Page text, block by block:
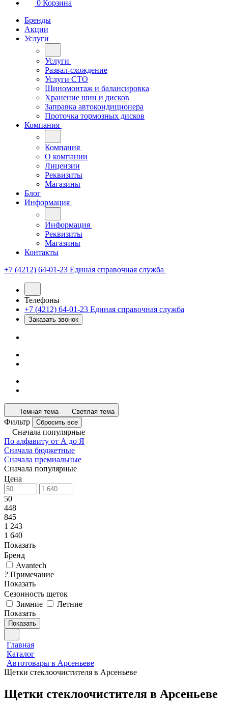
0 Корзина
Бренды
Акции
Услуги
Услуги
Развал-схождение
Услуги СТО
Шиномонтаж и балансировка
Хранение шин и дисков
Заправка автокондиционера
Проточка тормозных дисков
Компания
Компания
О компании
Лицензии
Реквизиты
Магазины
Блог
Информация
Информация
Реквизиты
Магазины
Контакты
+7 (4212) 64-01-23 Единая справочная служба
Телефоны
+7 (4212) 64-01-23 Единая справочная служба
Заказать звонок
Темная тема Светлая тема
Фильтр Сбросить все
Сначала популярные
По алфавиту от А до Я
Сначала бюджетные
Сначала премиальные
Сначала популярные
Цена
50
448
845
1 243
1 640
Показать
Бренд
Avantech
? Примечание
Показать
Сезонность щеток
Зимние
Летние
Показать
Показать
Главная
Каталог
Автотовары в Арсеньеве
Щетки стеклоочистителя в Арсеньеве
Щетки стеклоочистителя в Арсеньеве